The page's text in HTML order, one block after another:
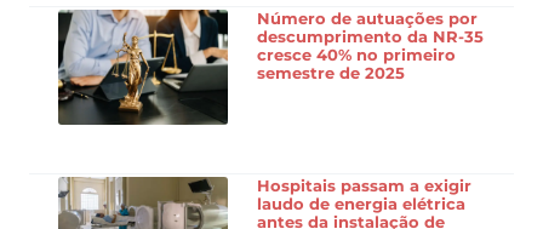
Número de autuações por
descumprimento da NR-35
cresce 40% no primeiro
semestre de 2025
Hospitais passam a exigir
laudo de energia elétrica
antes da instalação de